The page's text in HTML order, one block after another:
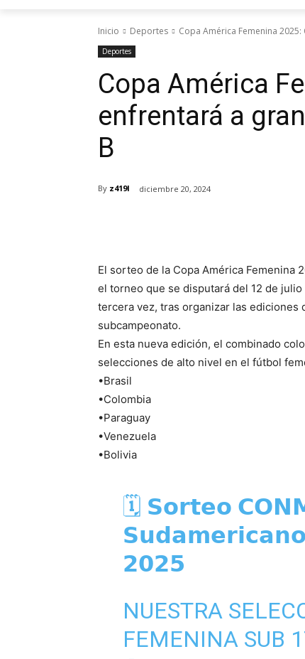
Inicio Deportes Copa América Femenina
Deportes
Copa América
enfrentará a
B
By z419l diciembre 20, 2024
El sorteo de la Copa América Femenina
el torneo que se disputará del 12 de
tercera vez, tras organizar las ediciones
subcampeonato.
En esta nueva edición, el combinado
selecciones de alto nivel en el fútbol
•Brasil
•Colombia
•Paraguay
•Venezuela
•Bolivia
🗓️ 𝗦𝗼𝗿𝘁𝗲𝗼
𝟮𝟬𝟮𝟱
NUESTRA
FEMENINA SUB